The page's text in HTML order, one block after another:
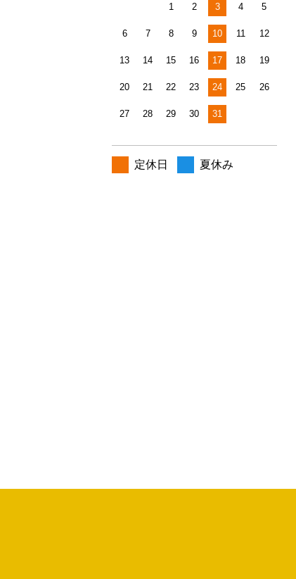
1 2 3 4 5
6 7 8 9 10 11 12
13 14 15 16 17 18 19
20 21 22 23 24 25 26
27 28 29 30 31
定休日 夏休み